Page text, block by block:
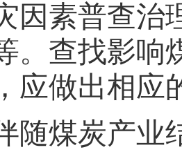
因素普查治
。查找影响
应做出相应
随煤炭产业